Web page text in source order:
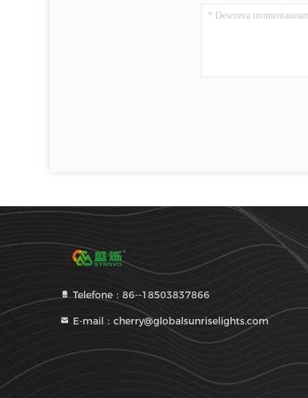
Telefone：86--18503837866
E-mail：cherry@globalsunriselights.com